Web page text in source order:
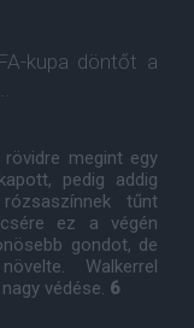
kupa döntőt a
rövidre megint egy
pedig addig
tűnt
ez a végén
gondot, de
Walkerrel
védése. 6